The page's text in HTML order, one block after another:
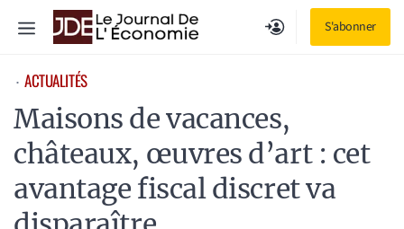
S'abonner
Menu
⋅ ACTUALITÉS
Maisons de vacances,
châteaux, œuvres d’art : cet
avantage fiscal discret va